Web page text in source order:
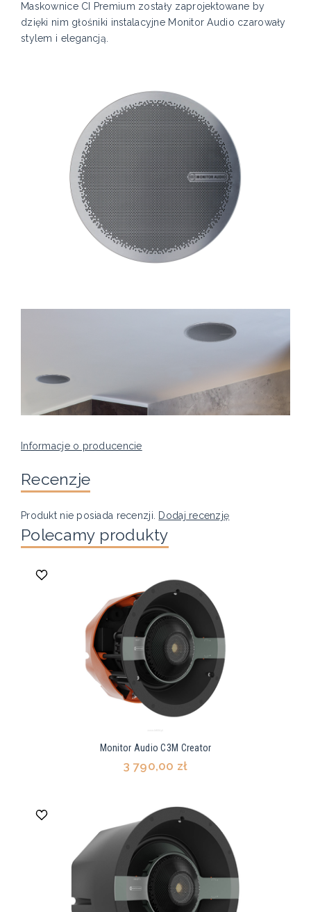
Maskownice CI Premium zostały zaprojektowane by
dzięki nim głośniki instalacyjne Monitor Audio czarowały
stylem i elegancją.
Informacje o producencie
Recenzje
Produkt nie posiada recenzji. Dodaj recenzję
Polecamy produkty
Monitor Audio C3M Creator
3 790,00 zł